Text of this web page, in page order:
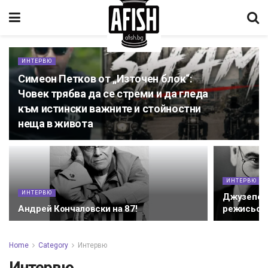
ИНТЕРВЮ
Симеон Петков от „Източен блок“:
Човек трябва да се стреми и да гледа
към истински важните и стойностни
неща в живота
ИНТЕРВЮ
Андрей Кончаловски на 87!
ИНТЕРВЮ
Джузепе
Home Category Интервю